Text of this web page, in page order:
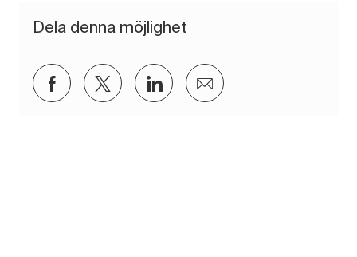
Dela denna möjlighet
Dela via Facebook
Dela via twitter
Dela via LinkedIn
Dela via e-post